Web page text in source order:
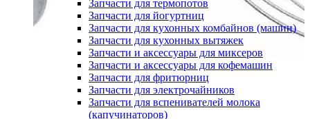
Запчасти для термопотов
Запчасти для йогуртниц
Запчасти для кухонных комбайнов (машин)
Запчасти для кухонных вытяжек
Запчасти и аксессуары для миксеров
Запчасти и аксессуары для кофемашин
Запчасти для фритюрниц
Запчасти для электрочайников
Запчасти для вспенивателей молока
(капучинаторов)